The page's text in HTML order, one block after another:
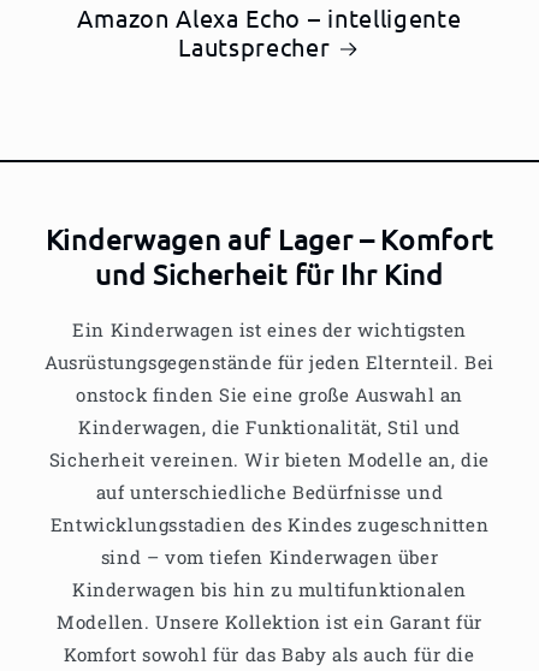
Amazon Alexa Echo – intelligente
Lautsprecher
Kinderwagen auf Lager – Komfort
und Sicherheit für Ihr Kind
Ein Kinderwagen ist eines der wichtigsten
Ausrüstungsgegenstände für jeden Elternteil. Bei
onstock finden Sie eine große Auswahl an
Kinderwagen, die Funktionalität, Stil und
Sicherheit vereinen. Wir bieten Modelle an, die
auf unterschiedliche Bedürfnisse und
Entwicklungsstadien des Kindes zugeschnitten
sind – vom tiefen Kinderwagen über
Kinderwagen bis hin zu multifunktionalen
Modellen. Unsere Kollektion ist ein Garant für
Komfort sowohl für das Baby als auch für die